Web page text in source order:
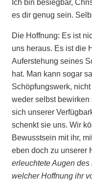
Ich bin besiegbar,
es dir genug sein.
Die Hoffnung: Es ist
uns heraus. Es ist die
Auferstehung seines
hat. Man kann sogar
Schöpfungswerk,
weder selbst
sich unserer
schenkt sie uns. Wir
Bewusstsein mit ihr,
eben doch zu unserer
erleuchtete Augen
welcher Hoffnung ihr